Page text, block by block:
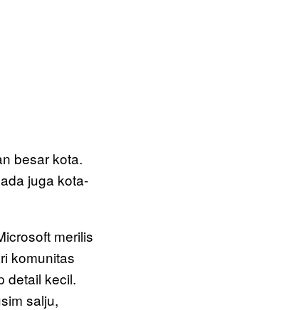
besar kota.
juga kota-
merilis
komunitas
detail kecil.
salju,